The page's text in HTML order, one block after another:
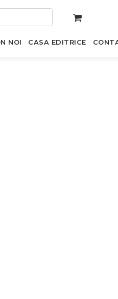
NOI CASA EDITRICE